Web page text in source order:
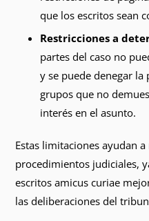
que los escritos sean
Restricciones a
partes del caso no
y se puede denegar
grupos que no
interés en el asunto.
Estas limitaciones ayudan
procedimientos judiciales,
escritos amicus curiae
las deliberaciones del